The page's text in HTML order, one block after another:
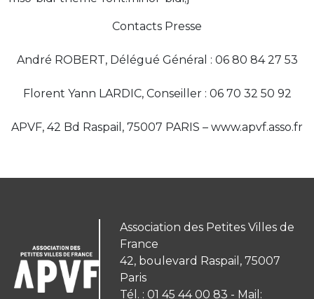
Contacts Presse
André ROBERT, Délégué Général : 06 80 84 27 53
Florent Yann LARDIC, Conseiller : 06 70 32 50 92
APVF, 42 Bd Raspail, 75007 PARIS – www.apvf.asso.fr
Association des Petites Villes de
France
42, boulevard Raspail, 75007
Paris
Tél. : 01 45 44 00 83 - Mail: